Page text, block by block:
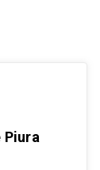
Piura